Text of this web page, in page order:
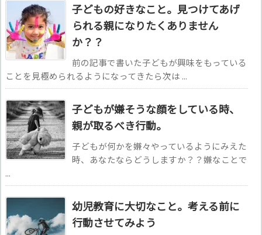
子どもの好きなこと。見つけてあげ
られる親になりたくありません
か？？
前の記事で書いた子どもが興味をもっている
ことを見極められるようになってきたら次は ...
子どもが嫌そうな顔をしている時、
親が取るべき行動。
子どもが何かを嫌々やっているようにみえた
時、あなたならどうしますか？？嫌なことで
...
幼児教育に大切なこと。考える前に
行動させてみよう